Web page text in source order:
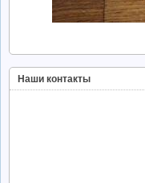
Наши контакты